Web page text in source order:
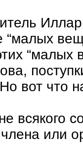
“малых
вот что
всякого
члена или